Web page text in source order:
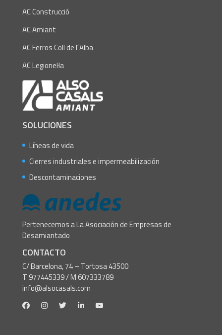
AC Construcció
AC Amiant
AC Ferros Coll de l´Alba
AC Legionel·la
SOLUCIONES
Líneas de vida
Cierres industriales e impermeabilización
Descontaminaciones
Pertenecemos a La Asociación de Empresas de
Desamiantado
CONTACTO
C/ Barcelona, 74 – Tortosa 43500
T 977445339 / M 607333789
info@alsocasals.com